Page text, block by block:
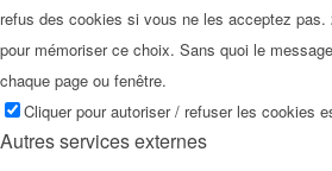
refus des cookies si vous ne les acceptez
pour mémoriser ce choix. Sans quoi le
chaque page ou fenêtre.
Cliquer pour autoriser / refuser les cookies
Autres services externes